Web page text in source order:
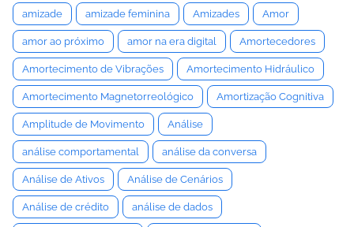
amizade amizade feminina Amizades Amor
amor ao próximo amor na era digital Amortecedores
Amortecimento de Vibrações Amortecimento Hidráulico
Amortecimento Magnetorreológico Amortização Cognitiva
Amplitude de Movimento Análise
análise comportamental análise da conversa
Análise de Ativos Análise de Cenários
Análise de crédito análise de dados